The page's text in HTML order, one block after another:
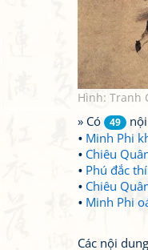
Hình: Tranh
» Có 49
Minh Phi
Chiêu
Phú đắc
Chiêu
Minh Phi
Các nội